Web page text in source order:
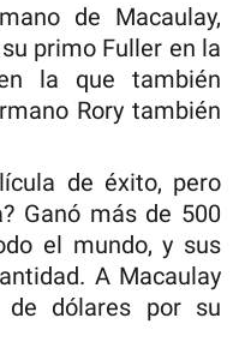
de Macaulay,
primo Fuller en la
la que también
Rory también
de éxito, pero
Ganó más de 500
el mundo, y sus
A Macaulay
dólares por su